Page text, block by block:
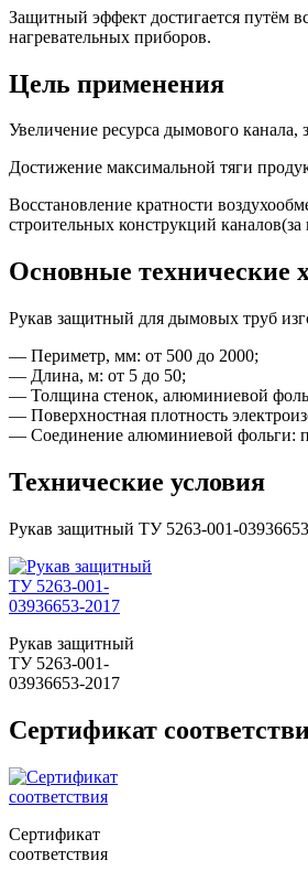
Защитный эффект достигается путём
нагревательных приборов.
Цель применения
Увеличение ресурса дымового канала,
Достижение максимальной тяги
Восстановление кратности
строительных конструкций
Основные технические
Рукав защитный для дымовых труб
— Периметр, мм: от 500 до 2000;
— Длина, м: от 5 до 50;
— Толщина стенок, алюминиевой
— Поверхностная плотность
— Соединение алюминиевой фольги:
Технические условия
Рукав защитный ТУ 5263-001-
Рукав защитный
ТУ 5263-001-
03936653-2017
Сертификат
Сертификат
соответствия